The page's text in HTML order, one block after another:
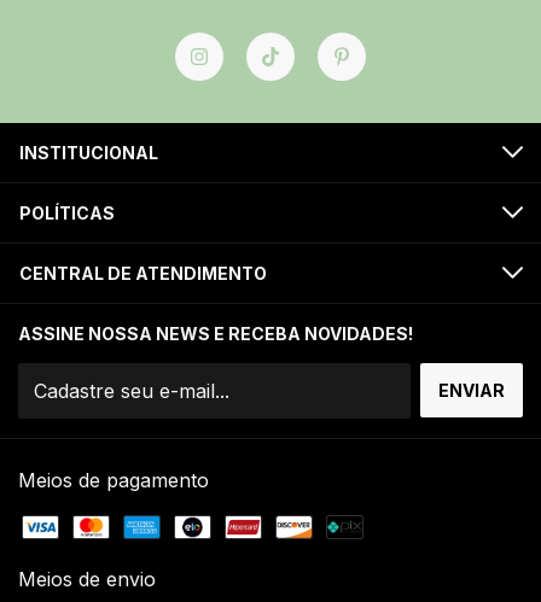
INSTITUCIONAL
POLÍTICAS
CENTRAL DE ATENDIMENTO
ASSINE NOSSA NEWS E RECEBA NOVIDADES!
Meios de pagamento
Meios de envio